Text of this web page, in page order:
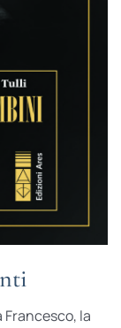
Francesco, la